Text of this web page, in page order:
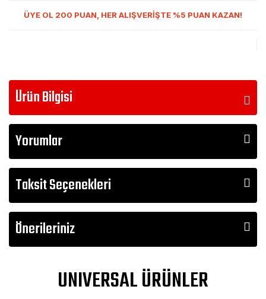
ÜYE OL 200 PUAN, HER ALIŞVERİŞTE %5 PUAN KAZAN!
Ürün Bilgisi
Yorumlar
Taksit Seçenekleri
Önerileriniz
UNIVERSAL ÜRÜNLER